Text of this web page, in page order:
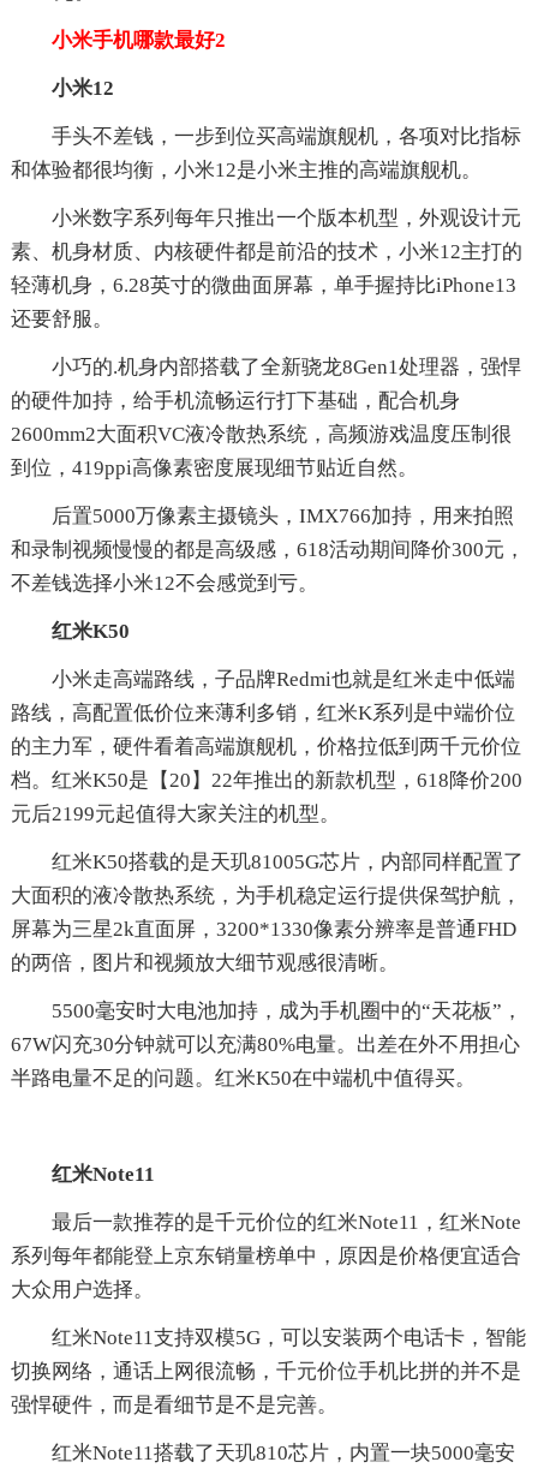
小米手机哪款最好2
小米12
手头不差钱，一步到位买高端旗舰机，各项对比指标
和体验都很均衡，小米12是小米主推的高端旗舰机。
小米数字系列每年只推出一个版本机型，外观设计元
素、机身材质、内核硬件都是前沿的技术，小米12主打的
轻薄机身，6.28英寸的微曲面屏幕，单手握持比iPhone13
还要舒服。
小巧的.机身内部搭载了全新骁龙8Gen1处理器，强悍
的硬件加持，给手机流畅运行打下基础，配合机身
2600mm2大面积VC液冷散热系统，高频游戏温度压制很
到位，419ppi高像素密度展现细节贴近自然。
后置5000万像素主摄镜头，IMX766加持，用来拍照
和录制视频慢慢的都是高级感，618活动期间降价300元，
不差钱选择小米12不会感觉到亏。
红米K50
小米走高端路线，子品牌Redmi也就是红米走中低端
路线，高配置低价位来薄利多销，红米K系列是中端价位
的主力军，硬件看着高端旗舰机，价格拉低到两千元价位
档。红米K50是【20】22年推出的新款机型，618降价200
元后2199元起值得大家关注的机型。
红米K50搭载的是天玑81005G芯片，内部同样配置了
大面积的液冷散热系统，为手机稳定运行提供保驾护航，
屏幕为三星2k直面屏，3200*1330像素分辨率是普通FHD
的两倍，图片和视频放大细节观感很清晰。
5500毫安时大电池加持，成为手机圈中的“天花板”，
67W闪充30分钟就可以充满80%电量。出差在外不用担心
半路电量不足的问题。红米K50在中端机中值得买。
红米Note11
最后一款推荐的是千元价位的红米Note11，红米Note
系列每年都能登上京东销量榜单中，原因是价格便宜适合
大众用户选择。
红米Note11支持双模5G，可以安装两个电话卡，智能
切换网络，通话上网很流畅，千元价位手机比拼的并不是
强悍硬件，而是看细节是不是完善。
红米Note11搭载了天玑810芯片，内置一块5000毫安